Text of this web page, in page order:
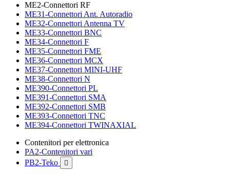
ME2-Connettori RF
ME31-Connettori Ant. Autoradio
ME32-Connettori Antenna TV
ME33-Connettori BNC
ME34-Connettori F
ME35-Connettori FME
ME36-Connettori MCX
ME37-Connettori MINI-UHF
ME38-Connettori N
ME390-Connettori PL
ME391-Connettori SMA
ME392-Connettori SMB
ME393-Connettori TNC
ME394-Connettori TWINAXIAL
Contenitori per elettronica
PA2-Contenitori vari
PB2-Teko
